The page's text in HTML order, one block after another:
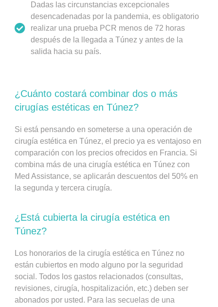
Dadas las circunstancias excepcionales
desencadenadas por la pandemia, es obligatorio
realizar una prueba PCR menos de 72 horas
después de la llegada a Túnez y antes de la
salida hacia su país.
¿Cuánto costará combinar dos o más
cirugías estéticas en Túnez?
Si está pensando en someterse a una operación de
cirugía estética en Túnez, el precio ya es ventajoso en
comparación con los precios ofrecidos en Francia. Si
combina más de una cirugía estética en Túnez con
Med Assistance, se aplicarán descuentos del 50% en
la segunda y tercera cirugía.
¿Está cubierta la cirugía estética en
Túnez?
Los honorarios de la cirugía estética en Túnez no
están cubiertos en modo alguno por la seguridad
social. Todos los gastos relacionados (consultas,
revisiones, cirugía, hospitalización, etc.) deben ser
abonados por usted. Para las secuelas de una